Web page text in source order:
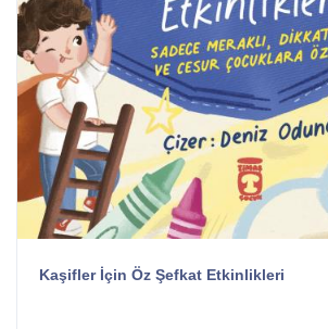
Kaşifler İçin Öz Şefkat Etkinlikleri